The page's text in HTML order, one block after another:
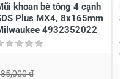
khoan bê tông 4 cạnh
Plus MX4, 8x165mm
4932352022
đ